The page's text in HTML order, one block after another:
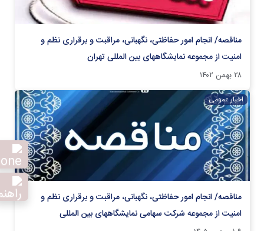
مناقصه/ انجام امور حفاظتی، نگهبانی، مراقبت و برقراری نظم و
امنیت از مجموعه نمایشگاههای بین المللی تهران
۲۸ بهمن ۱۴۰۲
اخبار عمومی
مناقصه/ انجام امور حفاظتی، نگهبانی، مراقبت و برقراری نظم و
امنیت از مجموعه شرکت سهامی نمایشگاههای بین المللی